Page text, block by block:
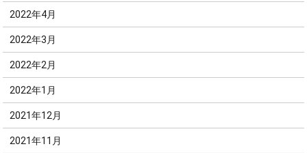
2022年4月
2022年3月
2022年2月
2022年1月
2021年12月
2021年11月